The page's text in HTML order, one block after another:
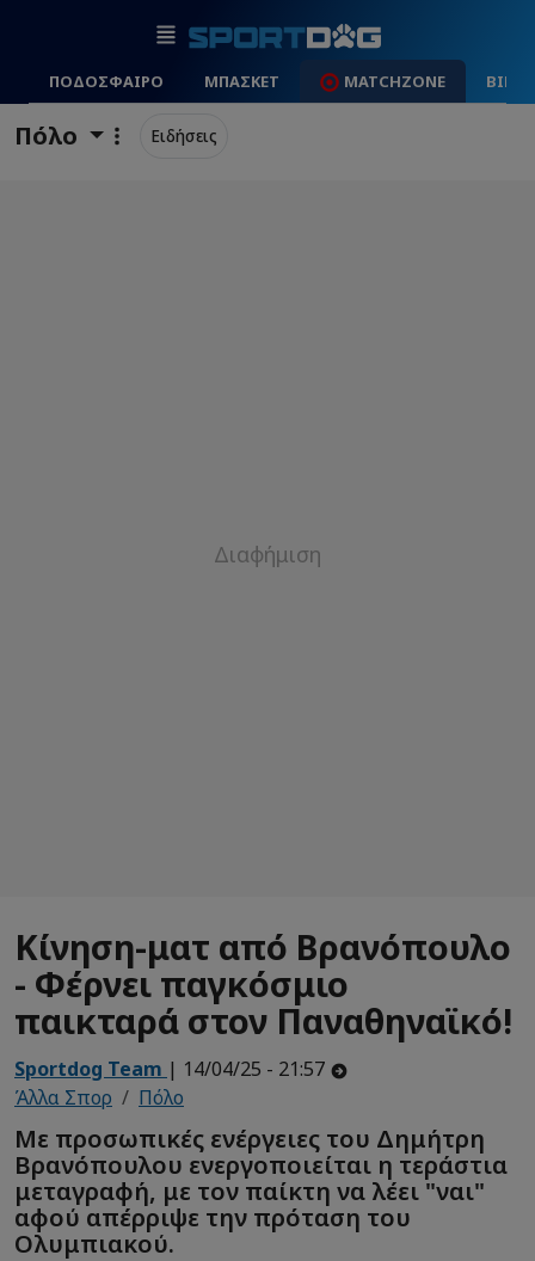
ΠΟΔΟΣΦΑΙΡΟ ΜΠΑΣΚΕΤ MATCHZONE
Πόλο Ειδήσεις
Κίνηση-ματ από Βρανόπουλο
- Φέρνει παγκόσμιο
παικταρά στον Παναθηναϊκό!
Sportdog Team | 14/04/25 - 21:57
Άλλα Σπορ
Πόλο
Με προσωπικές ενέργειες του Δημήτρη
Βρανόπουλου ενεργοποιείται η τεράστια
μεταγραφή, με τον παίκτη να λέει "ναι"
αφού απέρριψε την πρόταση του
Ολυμπιακού.